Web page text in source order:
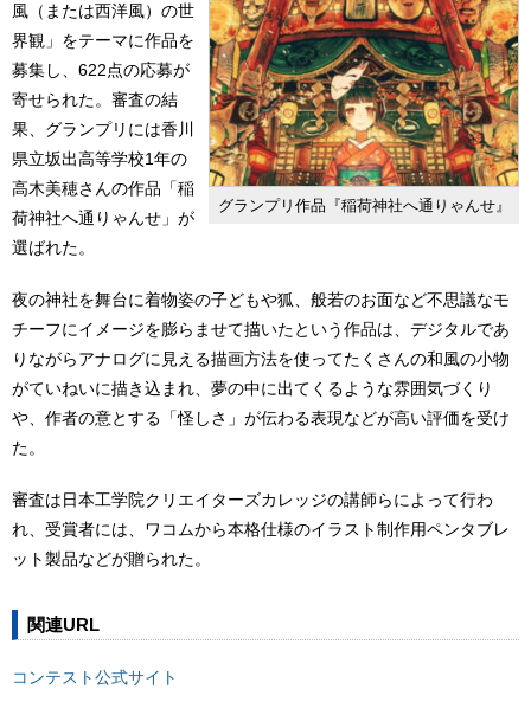
グランプリ作品『稲荷神社へ通りゃんせ』
風（または西洋風）の世
界観」をテーマに作品を
募集し、622点の応募が
寄せられた。審査の結
果、グランプリには香川
県立坂出高等学校1年の
高木美穂さんの作品「稲
荷神社へ通りゃんせ」が
選ばれた。
夜の神社を舞台に着物姿の子どもや狐、般若のお面など不思議なモ
チーフにイメージを膨らませて描いたという作品は、デジタルであ
りながらアナログに見える描画方法を使ってたくさんの和風の小物
がていねいに描き込まれ、夢の中に出てくるような雰囲気づくり
や、作者の意とする「怪しさ」が伝わる表現などが高い評価を受け
た。
審査は日本工学院クリエイターズカレッジの講師らによって行わ
れ、受賞者には、ワコムから本格仕様のイラスト制作用ペンタブレ
ット製品などが贈られた。
関連URL
コンテスト公式サイト